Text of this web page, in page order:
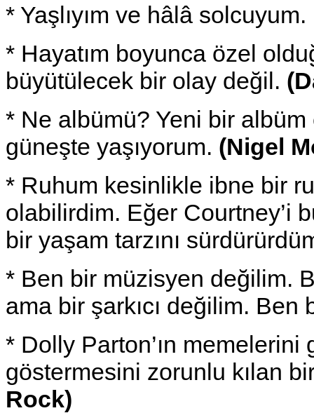
* Yaşlıyım ve hâlâ
* Hayatım boyunca özel
büyütülecek bir olay değil.
* Ne albümü? Yeni bir albüm
güneşte yaşıyorum. (Nigel
* Ruhum kesinlikle ibne bir
olabilirdim. Eğer Courtney’i
bir yaşam tarzını
* Ben bir müzisyen değilim.
ama bir şarkıcı değilim. Ben
* Dolly Parton’ın
göstermesini zorunlu kılan
Rock)